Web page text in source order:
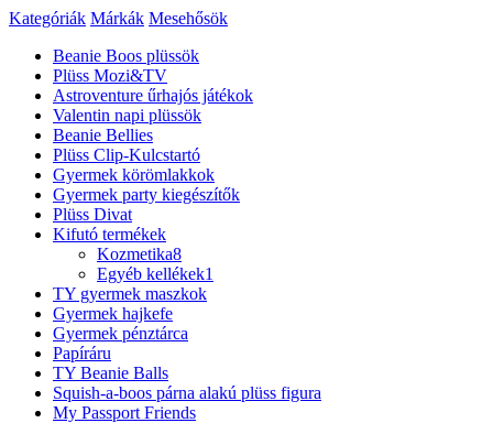
Kategóriák Márkák Mesehősök
Beanie Boos plüssök
Plüss Mozi&TV
Astroventure űrhajós játékok
Valentin napi plüssök
Beanie Bellies
Plüss Clip-Kulcstartó
Gyermek körömlakkok
Gyermek party kiegészítők
Plüss Divat
Kifutó termékek
Kozmetika8
Egyéb kellékek1
TY gyermek maszkok
Gyermek hajkefe
Gyermek pénztárca
Papíráru
TY Beanie Balls
Squish-a-boos párna alakú plüss figura
My Passport Friends